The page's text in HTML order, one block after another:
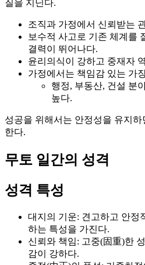
질을 지닌다.
조직과 가정에서 신뢰받는
보수적 사고로 기존 체계를
결력이 뛰어나다.
윤리의식이 강하고 중재자
가정에서는 책임감 있는 가
행정, 부동산, 건설 분
높다.
성공을 위해서는 안정성을 유지
한다.
무토 일간의 성격
성격 특성
대지의 기운: 견고하고 안정
하는 특성을 가진다.
신뢰와 책임: 고중(固重)한
감이 강하다.